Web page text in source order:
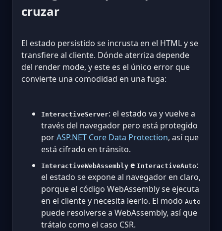
cruzar
El estado persistido se incrusta en el HTML y se
transfiere al cliente. Dónde aterriza depende
del render mode, y este es el único error que
convierte una comodidad en una fuga:
InteractiveServer: el estado va y vuelve a
través del navegador pero está protegido
porASP.NET Core Data Protection, así que
está cifrado en tránsito.
InteractiveWebAssembly e InteractiveAuto:
el estado se expone al navegador en claro,
porque el código WebAssembly se ejecuta
en el cliente y necesita leerlo. El modo Auto
puede resolverse a WebAssembly, así que
trátalo como el caso CSR.